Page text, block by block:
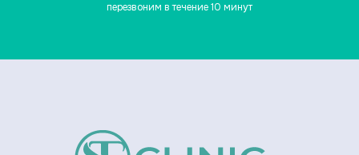
перезвоним в течение 10 минут